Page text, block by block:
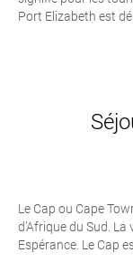
Port Elizabeth est
Le Cap ou Cape
d’Afrique du Sud.
Espérance. Le Cap